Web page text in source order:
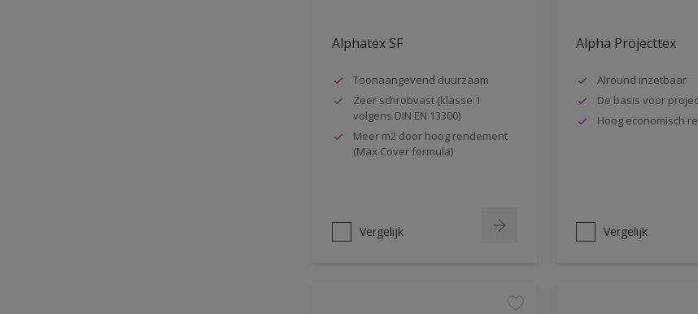
Alphatex SF
Toonaangevend duurzaam
Zeer schrobvast (klasse 1
volgens DIN EN 13300)
Meer m2 door hoog rendement
(Max Cover formula)
Vergelijk
Alpha Projecttex
Alround inzetbaar
De basis voor
Hoog economisch
Vergelijk